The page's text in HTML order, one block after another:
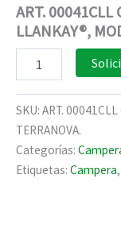
ART. 00041CLL
LLANKAY®,
00041CLL
POLAR
PREMIUM
LLANKAY®,
MODELO
TERRANOVA.
SKU: ART. 00041CLL
TERRANOVA.
Categorías:
Etiquetas: Campera,